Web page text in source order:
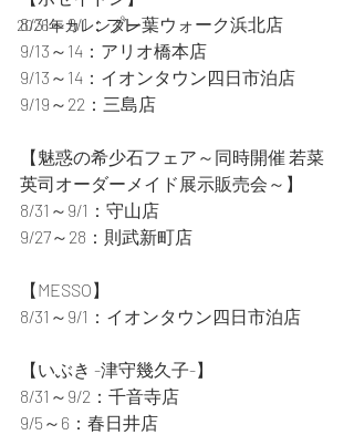
2026年カレンダー
8/31～9/1：プレ葉ウォーク浜北店
9/13～14：アリオ橋本店
9/13～14：イオンタウン四日市泊店
9/19～22：三島店
【魅惑の希少石フェア～同時開催 若菜
英司オーダーメイド展示販売会～】
8/31～9/1：守山店
9/27～28：則武新町店
【MESSO】
8/31～9/1：イオンタウン四日市泊店
【いぶき -津守幾久子-】
8/31～9/2：千音寺店
9/5～6：春日井店